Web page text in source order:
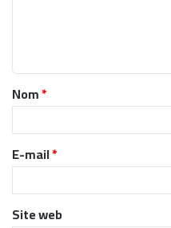
t
a
r
e
*
Nom*
E-mail*
Site web